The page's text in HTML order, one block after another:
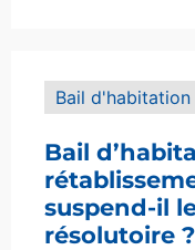
Bail d'habitation
Bail
suspend-il
résolutoire ?